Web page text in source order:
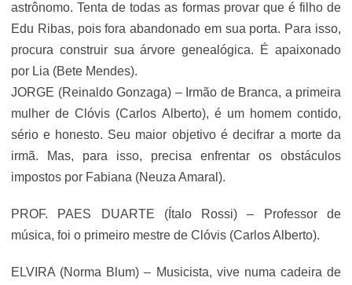
astrônomo. Tenta de todas as formas provar que é filho de
Edu Ribas, pois fora abandonado em sua porta. Para isso,
procura construir sua árvore genealógica. É apaixonado
por Lia (Bete Mendes).
JORGE (Reinaldo Gonzaga) – Irmão de Branca, a primeira
mulher de Clóvis (Carlos Alberto), é um homem contido,
sério e honesto. Seu maior objetivo é decifrar a morte da
irmã. Mas, para isso, precisa enfrentar os obstáculos
impostos por Fabiana (Neuza Amaral).
PROF. PAES DUARTE (Ítalo Rossi) – Professor de
música, foi o primeiro mestre de Clóvis (Carlos Alberto).
ELVIRA (Norma Blum) – Musicista, vive numa cadeira de